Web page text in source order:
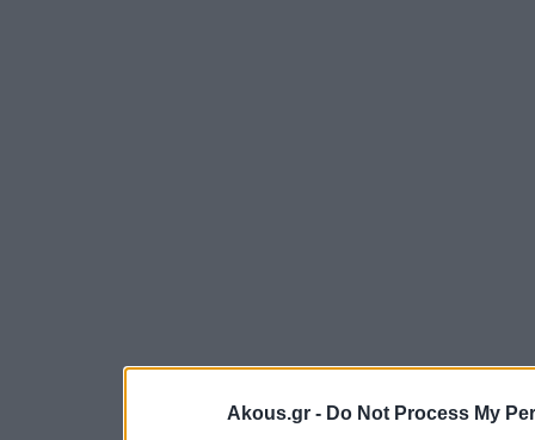
Akous.gr - Do Not Process My